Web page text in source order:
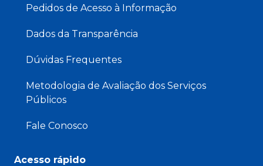
Pedidos de Acesso à Informação
Dados da Transparência
Dúvidas Frequentes
Metodologia de Avaliação dos Serviços
Públicos
Fale Conosco
Acesso rápido